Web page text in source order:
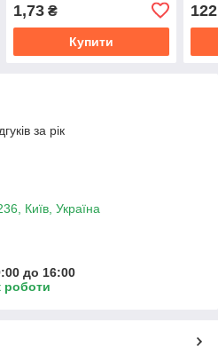
1,73₴
Купити
122
за рік
Київ, Україна
до 16:00
роботи